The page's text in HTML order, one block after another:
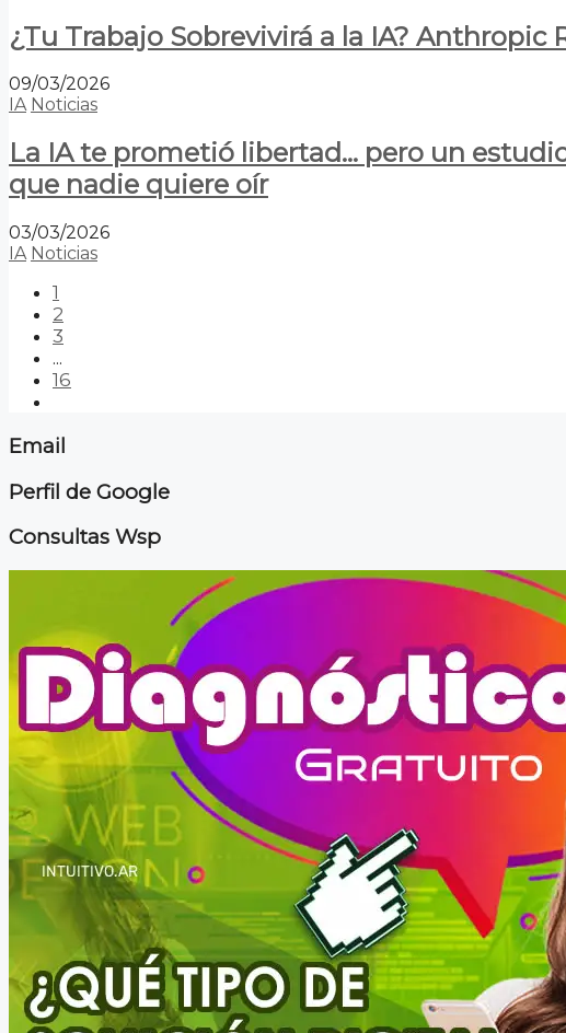
¿Tu Trabajo Sobrevivirá a la IA? Anthropic
09/03/2026
IA Noticias
La IA te prometió libertad… pero un
que nadie quiere oír
03/03/2026
IA Noticias
1
2
3
...
16
Email
Perfil de Google
Consultas Wsp